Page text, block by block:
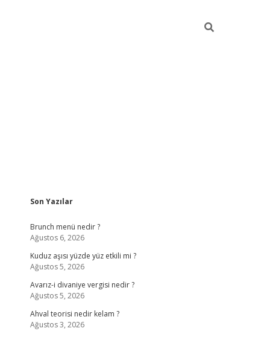
Sidebar
Son Yazılar
Brunch menü nedir ?
Ağustos 6, 2026
Kuduz aşısı yüzde yüz etkili mi ?
Ağustos 5, 2026
Avarız-i divaniye vergisi nedir ?
Ağustos 5, 2026
Ahval teorisi nedir kelam ?
Ağustos 3, 2026